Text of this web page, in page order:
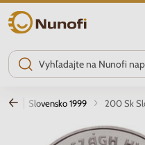
Nunofi.sk
Slovensko 1999 200 Sk